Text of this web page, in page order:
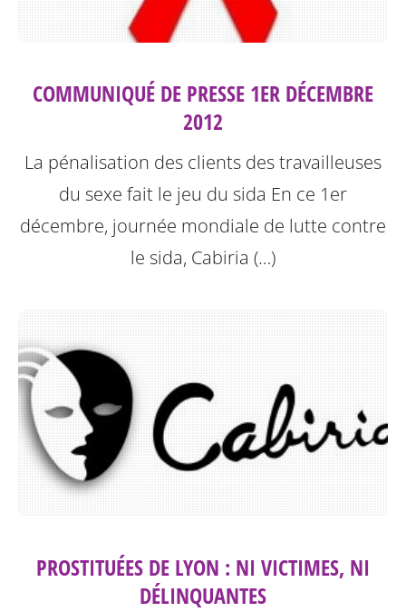
COMMUNIQUÉ DE PRESSE 1ER DÉCEMBRE
2012
La pénalisation des clients des travailleuses
du sexe fait le jeu du sida En ce 1er
décembre, journée mondiale de lutte contre
le sida, Cabiria (…)
PROSTITUÉES DE LYON : NI VICTIMES, NI
DÉLINQUANTES